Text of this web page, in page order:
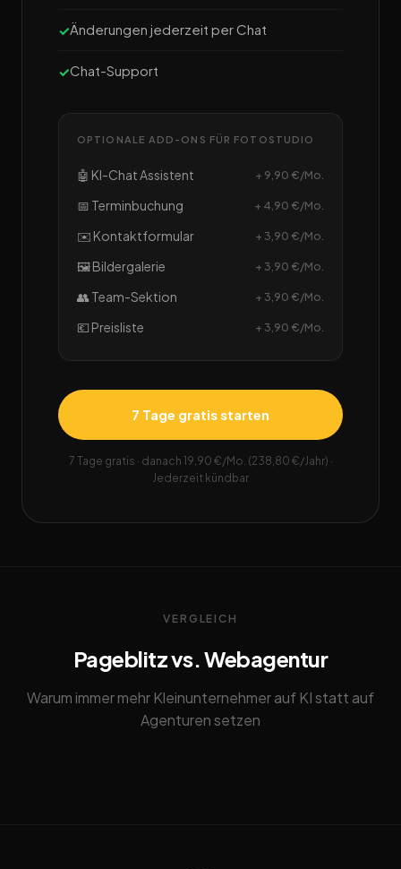
Änderungen jederzeit per Chat
Chat-Support
OPTIONALE ADD-ONS FÜR FOTOSTUDIO
🤖 KI-Chat Assistent + 9,90 €/Mo.
📅 Terminbuchung + 4,90 €/Mo.
✉️ Kontaktformular + 3,90 €/Mo.
🖼️ Bildergalerie + 3,90 €/Mo.
👥 Team-Sektion + 3,90 €/Mo.
💶 Preisliste + 3,90 €/Mo.
7 Tage gratis starten
7 Tage gratis · danach 19,90 €/Mo. (238,80 €/Jahr) ·
Jederzeit kündbar
VERGLEICH
Pageblitz vs. Webagentur
Warum immer mehr Kleinunternehmer auf KI statt auf
Agenturen setzen